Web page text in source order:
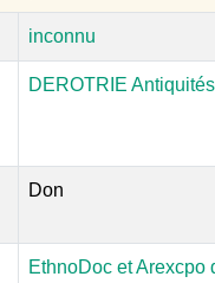
inconnu
DEROTRIE Antiquités
Don
EthnoDoc et Arexcpo